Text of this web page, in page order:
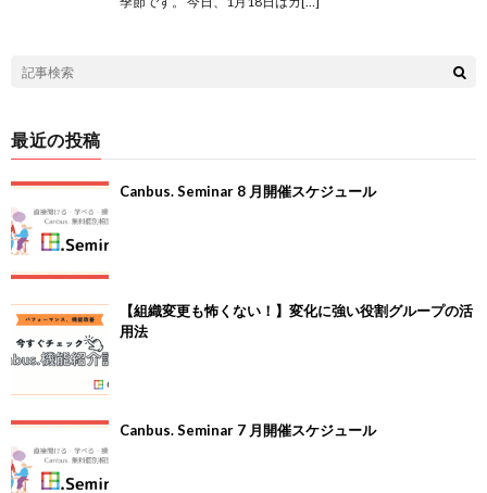
最近の投稿
Canbus. Seminar 8 月開催スケジュール
【組織変更も怖くない！】変化に強い役割グループの活
用法
Canbus. Seminar 7 月開催スケジュール